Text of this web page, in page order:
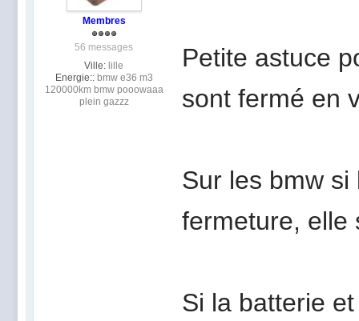
Membres
56 messages
Ville: lille
Energie:: bmw e36 m3
120000km bmw pooowaaa
plein gazzz
Petite astuce
sont fermé en
Sur les bmw
fermeture, elle
Si la batterie